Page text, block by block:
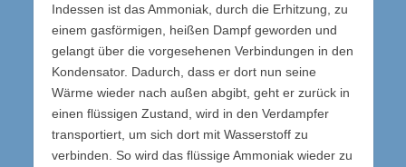
Indessen ist das Ammoniak, durch die Erhitzung, zu
einem gasförmigen, heißen Dampf geworden und
gelangt über die vorgesehenen Verbindungen in den
Kondensator. Dadurch, dass er dort nun seine
Wärme wieder nach außen abgibt, geht er zurück in
einen flüssigen Zustand, wird in den Verdampfer
transportiert, um sich dort mit Wasserstoff zu
verbinden. So wird das flüssige Ammoniak wieder zu